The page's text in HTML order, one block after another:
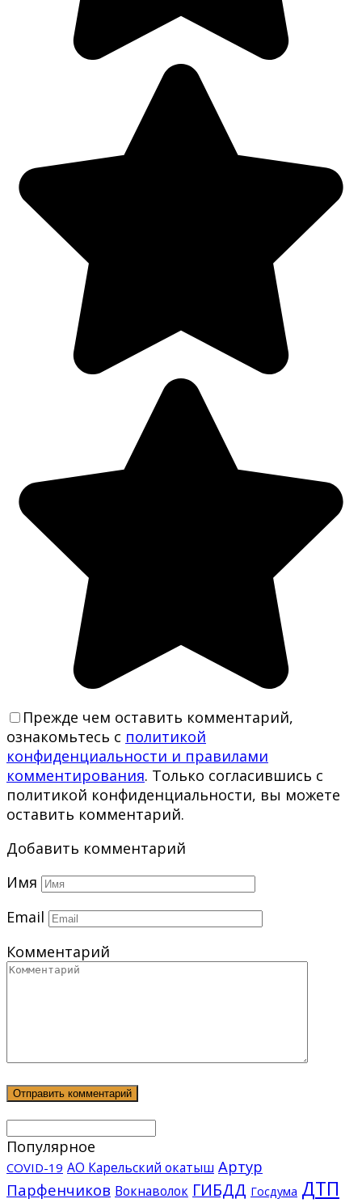
Прежде чем оставить комментарий,
ознакомьтесь с политикой
конфиденциальности и правилами
комментирования. Только согласившись с
политикой конфиденциальности, вы можете
оставить комментарий.
Добавить комментарий
Имя
Email
Комментарий
Популярное
COVID-19 АО Карельский окатыш Артур
Парфенчиков Вокнаволок ГИБДД Госдума ДТП